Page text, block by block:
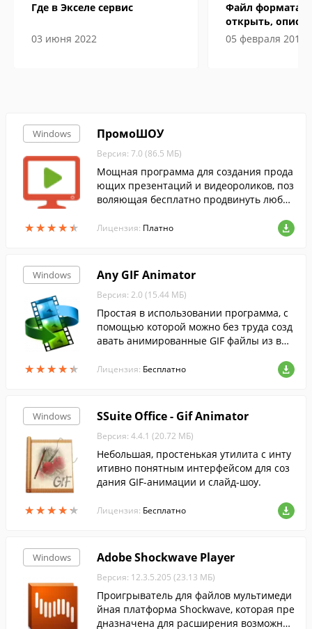
Где в Экселе сервис
03 июня 2022
Файл формата
открыть,
особенности
05 февраля 2019
Windows
★★★★★
★★★★★
ПромоШОУ
Версия: 7.0 (86.5 МБ)
Мощная программа для создания прода
ющих презентаций и видеороликов, поз
воляющая бесплатно продвинуть любой
сию и позиции сайта в поисковых систе
Лицензия: Платно
Windows
★★★★★
★★★★★
Any GIF Animator
Версия: 2.0 (15.44 МБ)
Простая в использовании программа, с
помощью которой можно без труда созд
авать анимированные GIF файлы из вид
Лицензия: Бесплатно
Windows
★★★★★
★★★★★
SSuite Office - Gif Animator
Версия: 4.4.1 (20.72 МБ)
Небольшая, простенькая утилита с инту
итивно понятным интерфейсом для соз
дания GIF-анимации и слайд-шоу.
Лицензия: Бесплатно
Windows Adobe Shockwave Player
Версия: 12.3.5.205 (23.13 МБ)
Проигрыватель для файлов мультимеди
йная платформа Shockwave, которая пре
дназначена для расширения возможнос